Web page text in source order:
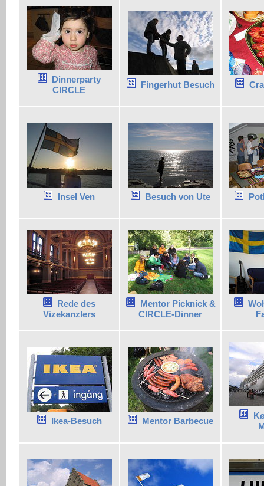
Dinnerparty
CIRCLE
Fingerhut Besuch
Insel Ven Besuch von Ute
Rede des
Vizekanzlers
Mentor Picknick &
CIRCLE-Dinner
Ikea-Besuch Mentor Barbecue